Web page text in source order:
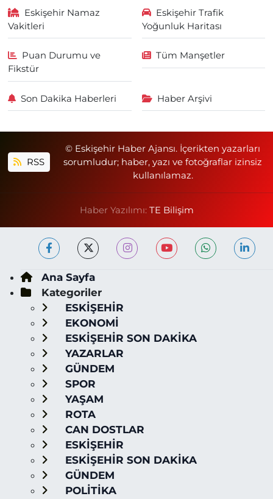
Eskişehir Namaz
Vakitleri
Eskişehir Trafik
Yoğunluk Haritası
Puan Durumu ve
Fikstür
Tüm Manşetler
Son Dakika Haberleri Haber Arşivi
RSS
© Eskişehir Haber Ajansı. İçerikten yazarları
sorumludur; haber, yazı ve fotoğraflar izinsiz
kullanılamaz.
Haber Yazılımı: TE Bilişim
Ana Sayfa
Kategoriler
ESKİŞEHİR
EKONOMİ
ESKİŞEHİR SON DAKİKA
YAZARLAR
GÜNDEM
SPOR
YAŞAM
ROTA
CAN DOSTLAR
ESKİŞEHİR
ESKİŞEHİR SON DAKİKA
GÜNDEM
POLİTİKA